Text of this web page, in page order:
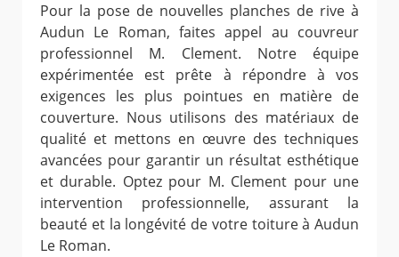
Pour la pose de nouvelles planches de rive à
Audun Le Roman, faites appel au couvreur
professionnel M. Clement. Notre équipe
expérimentée est prête à répondre à vos
exigences les plus pointues en matière de
couverture. Nous utilisons des matériaux de
qualité et mettons en œuvre des techniques
avancées pour garantir un résultat esthétique
et durable. Optez pour M. Clement pour une
intervention professionnelle, assurant la
beauté et la longévité de votre toiture à Audun
Le Roman.